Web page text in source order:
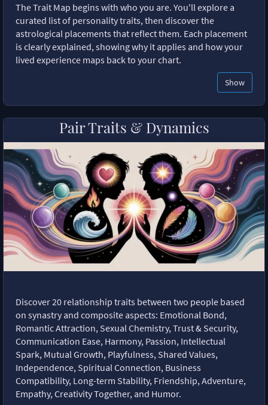
The Trait Map begins with who you are. You'll explore a
curated list of personality traits, then discover the
astrological placements that reflect them. Each placement
is clearly explained, showing why it applies and how your
lived experience maps back to your chart.
Show
Pair Traits & Dynamics
Discover 20 relationship traits between two people based
on synastry and composite aspects: Emotional Bond,
Romantic Attraction, Sexual Chemistry, Trust & Security,
Communication Ease, Harmony, Passion, Intellectual
Spark, Mutual Growth, Playfulness, Shared Values,
Independence, Spiritual Connection, Business
Compatibility, Long-term Stability, Friendship, Adventure,
Empathy, Creativity Together, and Humor.